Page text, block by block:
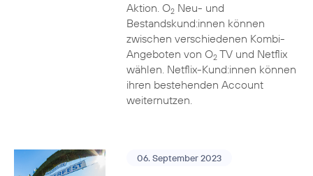
Aktion. O2Neu- und
Bestandskund:innen können
zwischen verschiedenen Kombi-
Angeboten von O2TV und Netflix
wählen. Netflix-Kund:innen können
ihren bestehenden Account
weiternutzen.
06. September 2023